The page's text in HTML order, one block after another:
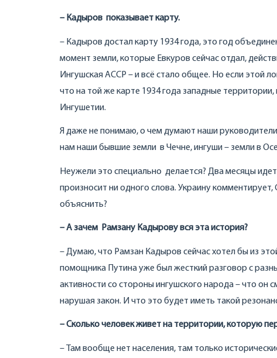
– Кадыров показывает карту.
– Кадыров достал карту 1934 года, это год
момент земли, которые Евкуров сейчас отдал,
Ингушская АССР – и всё стало общее. Но если этой
что на той же карте 1934 года западные
Ингушетии.
Я даже не понимаю, о чем думают наши
нам наши бывшие земли в Чечне, ингуши – земли в
Неужели это специально делается? Два месяцы
произносит ни одного слова. Украину
объяснить?
– А зачем Рамзану Кадырову вся эта история?
– Думаю, что Рамзан Кадыров сейчас хотел бы из
помощника Путина уже был жесткий разговор с
активности со стороны ингушского народа – что он
нарушая закон. И что это будет иметь такой
– Сколько человек живет на территории, которую
– Там вообще нет населения, там только